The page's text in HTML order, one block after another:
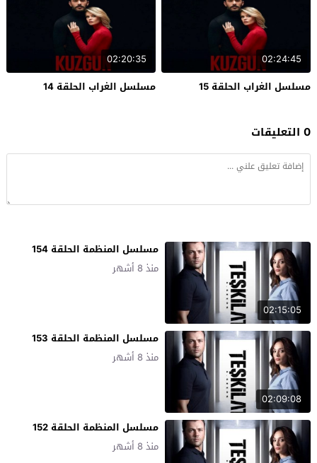
02:24:45
مسلسل الغراب الحلقة 15
02:20:35
مسلسل الغراب الحلقة 14
0 التعليقات
02:15:05
مسلسل المنظمة الحلقة 154
منذ 8 أشهر
02:09:08
مسلسل المنظمة الحلقة 153
منذ 8 أشهر
مسلسل المنظمة الحلقة 152
منذ 8 أشهر